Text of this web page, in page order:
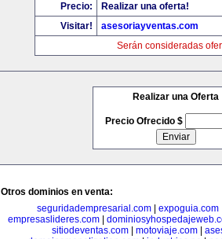
Precio:
Realizar una oferta!
Visitar!
asesoriayventas.com
Serán consideradas
Realizar una Oferta
Precio Ofrecido $
Otros dominios en venta:
seguridadempresarial.com
expoguia.com
empresaslideres.com|
sitiodeventas.com
motoviaje.com